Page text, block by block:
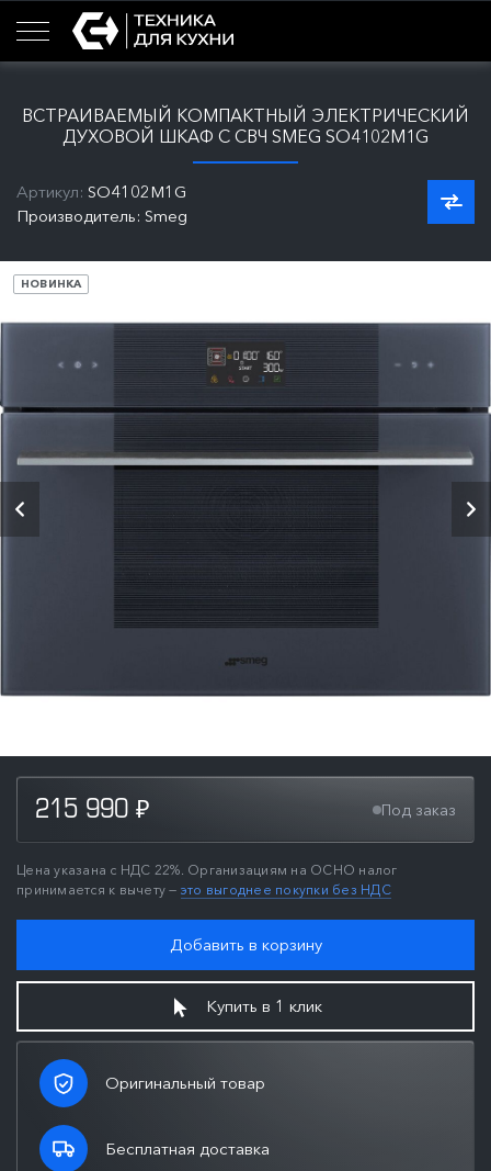
ВСТРАИВАЕМЫЙ КОМПАКТНЫЙ ЭЛЕКТРИЧЕСКИЙ
ДУХОВОЙ ШКАФ С СВЧ SMEG SO4102M1G
Артикул: SO4102M1G
Производитель: Smeg
НОВИНКА
215 990 ₽ Под заказ
Цена указана с НДС 22%. Организациям на ОСНО налог
принимается к вычету — это выгоднее покупки без НДС
Добавить в корзину
Купить в 1 клик
Оригинальный товар
Бесплатная доставка